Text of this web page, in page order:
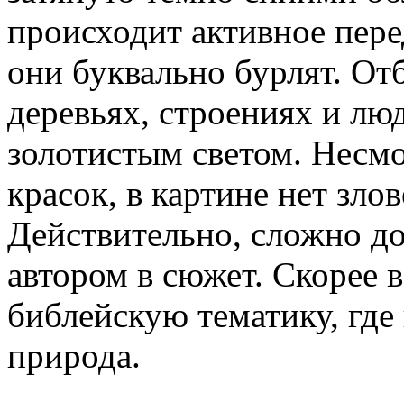
происходит активное
они буквально бурлят.
деревьях, строениях и
золотистым светом.
красок, в картине нет
Действительно, сложно
автором в сюжет. Скорее
библейскую тематику,
природа.